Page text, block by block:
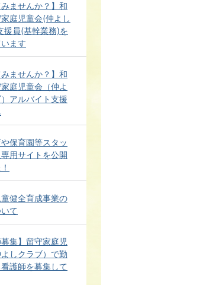
みませんか？】和
庭児童会(仲よし
援員(基幹業務)を
ます
みませんか？】和
庭児童会（仲よ
アルバイト支援
保育園等スタッ
用サイトを公開
健全育成事業の
て
募集】留守家庭児
しクラブ）で勤
護師を募集して